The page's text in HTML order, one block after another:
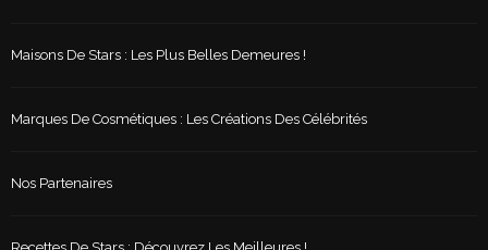
Maisons De Stars : Les Plus Belles Demeures !
Marques De Cosmétiques : Les Créations Des Célébrités
Nos Partenaires